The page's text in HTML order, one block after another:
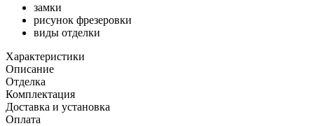
замки
рисунок фрезеровки
виды отделки
Характеристики
Описание
Отделка
Комплектация
Доставка и установка
Оплата